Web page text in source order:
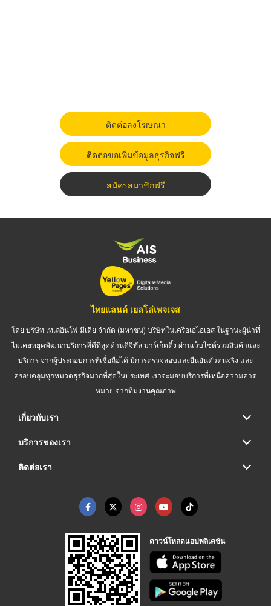
ติดต่อลงโฆษณา
ติดต่อขอเพิ่มข้อมูลธุรกิจฟรี
สมัครสมาชิกฟรี
ไทยแลนด์ เยลโล่เพจเจส
โดย บริษัท เทเลอินโฟ มีเดีย จำกัด (มหาชน) บริษัทในเครือเอไอเอส ในฐานะผู้นำที่
ไม่เคยหยุดพัฒนาบริการที่ดีที่สุดด้านดิจิทัล มาร์เก็ตติ้ง ผ่านเว็บไซต์รวมสินค้าและ
บริการ จากผู้ประกอบการที่เชื่อถือได้ มีการตรวจสอบและยืนยันตัวตนจริง และ
ครอบคลุมทุกหมวดธุรกิจมากที่สุดในประเทศ เราจะมอบบริการที่เหนือความคาด
หมาย จากทีมงานคุณภาพ
เกี่ยวกับเรา
บริการของเรา
ติดต่อเรา
ดาวน์โหลดแอปพลิเคชัน